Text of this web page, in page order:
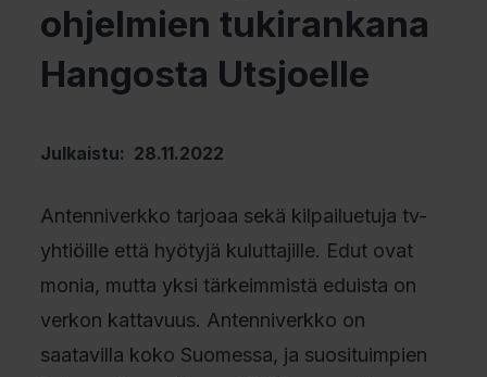
ohjelmien tukirankana
Hangosta Utsjoelle
Julkaistu: 28.11.2022
Antenniverkko tarjoaa sekä kilpailuetuja tv-
yhtiöille että hyötyjä kuluttajille. Edut ovat
monia, mutta yksi tärkeimmistä eduista on
verkon kattavuus. Antenniverkko on
saatavilla koko Suomessa, ja suosituimpien